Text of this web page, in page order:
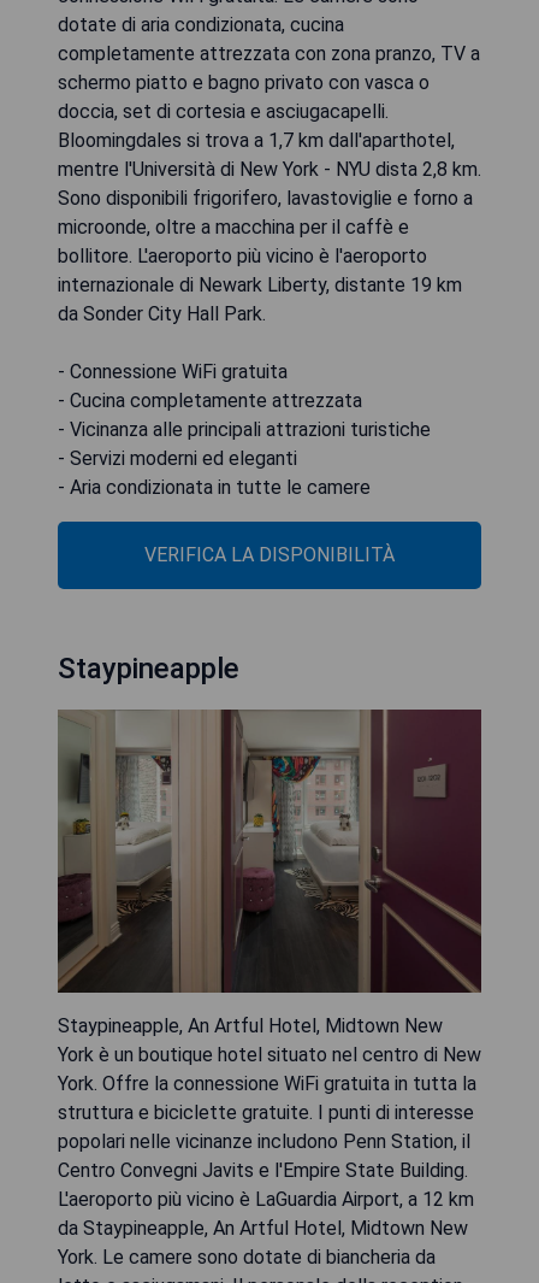
dotate di aria condizionata, cucina
completamente attrezzata con zona pranzo, TV a
schermo piatto e bagno privato con vasca o
doccia, set di cortesia e asciugacapelli.
Bloomingdales si trova a 1,7 km dall'aparthotel,
mentre l'Università di New York - NYU dista 2,8 km.
Sono disponibili frigorifero, lavastoviglie e forno a
microonde, oltre a macchina per il caffè e
bollitore. L'aeroporto più vicino è l'aeroporto
internazionale di Newark Liberty, distante 19 km
da Sonder City Hall Park.
- Connessione WiFi gratuita
- Cucina completamente attrezzata
- Vicinanza alle principali attrazioni turistiche
- Servizi moderni ed eleganti
- Aria condizionata in tutte le camere
VERIFICA LA DISPONIBILITÀ
Staypineapple
Staypineapple, An Artful Hotel, Midtown New
York è un boutique hotel situato nel centro di New
York. Offre la connessione WiFi gratuita in tutta la
struttura e biciclette gratuite. I punti di interesse
popolari nelle vicinanze includono Penn Station, il
Centro Convegni Javits e l'Empire State Building.
L'aeroporto più vicino è LaGuardia Airport, a 12 km
da Staypineapple, An Artful Hotel, Midtown New
York. Le camere sono dotate di biancheria da